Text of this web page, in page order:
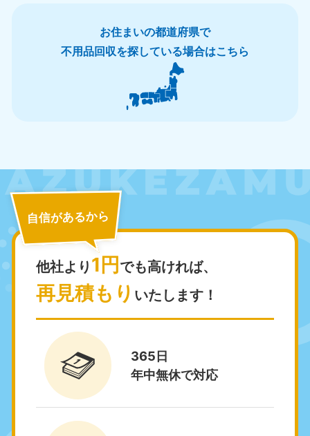
お住まいの都道府県で
不用品回収を探している場合はこちら
自信があるから
他社より 1円 でも高ければ、
再見積もり いたします！
365日
年中無休で対応
北海道・東北
050-1881-5274
9:00〜19:00 年中無休
秋田県
050-1881-5275
山形県
050-1881-5273
9:00〜19:00 年中無休
050-1881-5272
9:00〜19:00 年中無休
福島県
050-1881-5271
9:00〜19:00 年中無休
関東
東京都
050-1881-5265
9:00〜19:00 年中無休
050-1881-5264